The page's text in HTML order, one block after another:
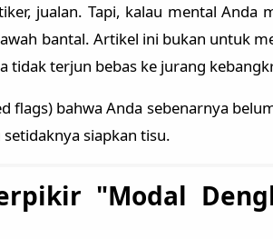
jualan. Tapi, kalau mental Anda
bantal. Artikel ini bukan untuk
tidak terjun bebas ke jurang
flags) bahwa Anda sebenarnya
siapkan tisu.
"Modal